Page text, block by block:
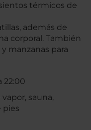
térmicos de
además de
corporal. También
manzanas para
22:00
sauna,
pies